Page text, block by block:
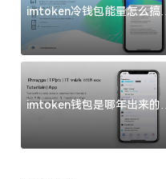
imtoken冷钱包能量怎么搞？
过来人告诉你门道
imtoken钱包是哪年出来的？
一文给你说清楚